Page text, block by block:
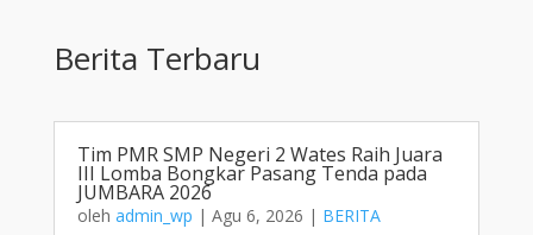
Berita Terbaru
Tim PMR SMP Negeri 2 Wates Raih Juara
III Lomba Bongkar Pasang Tenda pada
JUMBARA 2026
oleh admin_wp | Agu 6, 2026 | BERITA